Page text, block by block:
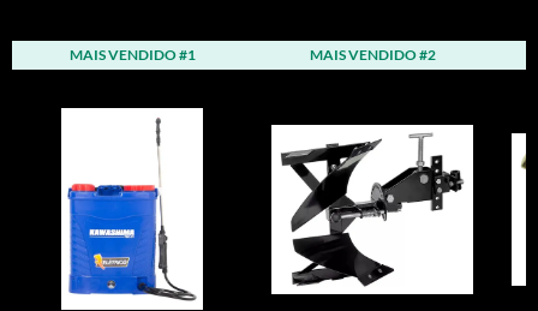
MAIS VENDIDO #1 MAIS VENDIDO #2